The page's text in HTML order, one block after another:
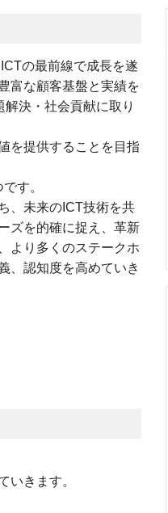
の最前線で成長を遂
富な顧客基盤と実績を
決・社会貢献に取り
を提供することを目指
す。
、未来のICT技術を共
ズを的確に捉え、革新
より多くのステークホ
、認知度を高めていき
いきます。